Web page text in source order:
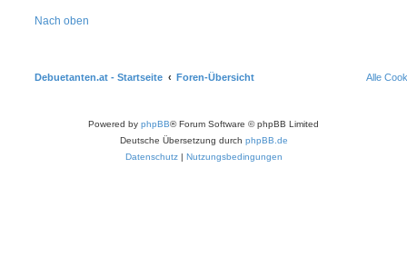
Nach oben
Debuetanten.at - Startseite Foren-Übersicht Alle
Powered by phpBB® Forum Software © phpBB Limited
Deutsche Übersetzung durch phpBB.de
Datenschutz| Nutzungsbedingungen